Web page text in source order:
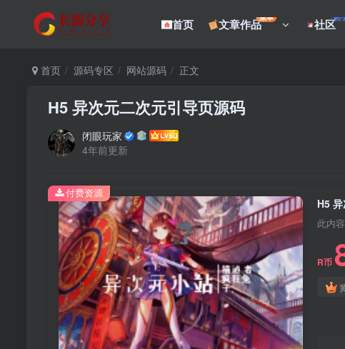
首页 文章作品菜单 社区帖
首页 源码专区 网站源码 正文
H5 异次元二次元引导页源码
闭眼玩家
4年前更新
H5
此内
R币
付费资源